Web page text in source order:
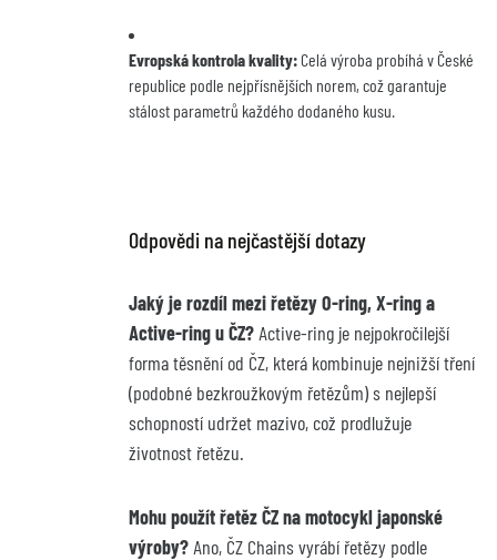
Evropská kontrola kvality: Celá výroba probíhá v České
republice podle nejpřísnějších norem, což garantuje
stálost parametrů každého dodaného kusu.
Odpovědi na nejčastější dotazy
Jaký je rozdíl mezi řetězy O-ring, X-ring a
Active-ring u ČZ? Active-ring je nejpokročilejší
forma těsnění od ČZ, která kombinuje nejnižší tření
(podobné bezkroužkovým řetězům) s nejlepší
schopností udržet mazivo, což prodlužuje
životnost řetězu.
Mohu použít řetěz ČZ na motocykl japonské
výroby? Ano, ČZ Chains vyrábí řetězy podle